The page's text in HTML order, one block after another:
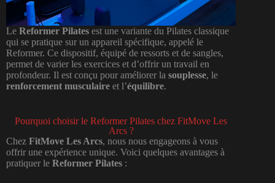
Le Reformer Pilates est une variante du Pilates classique
qui se pratique sur un appareil spécifique, appelé le
Reformer. Ce dispositif, équipé de ressorts et de sangles,
permet de varier les exercices et d’offrir un travail en
profondeur. Il est conçu pour améliorer la souplesse, le
renforcement musculaire et l’équilibre.
Pourquoi choisir le Reformer Pilates chez FitMove Les
Arcs ?
Chez FitMove Les Arcs, nous nous engageons à vous
offrir une expérience unique. Voici quelques avantages à
pratiquer le Reformer Pilates :